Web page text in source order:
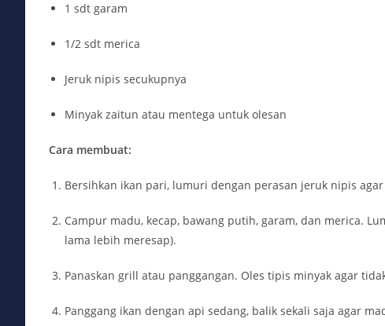
1 sdt garam
1/2 sdt merica
Jeruk nipis secukupnya
Minyak zaitun atau mentega untuk olesan
Cara membuat:
Bersihkan ikan pari, lumuri dengan perasan jeruk nipis
Campur madu, kecap, bawang putih, garam, dan merica.
lama lebih meresap).
Panaskan grill atau panggangan. Oles tipis minyak agar
Panggang ikan dengan api sedang, balik sekali saja agar